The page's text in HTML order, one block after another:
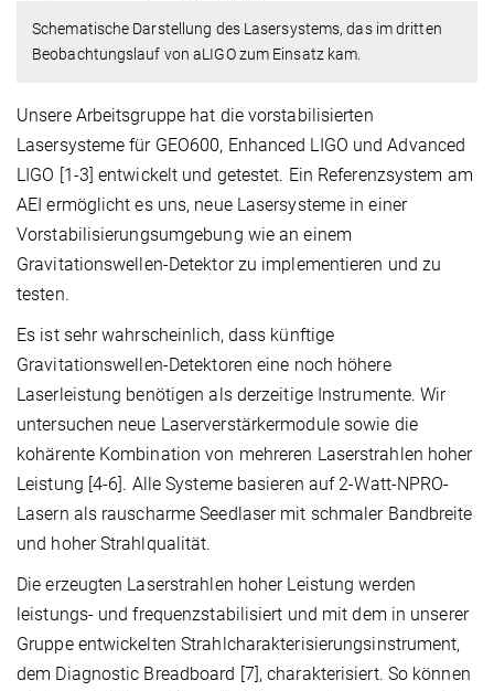
Schematische Darstellung des Lasersystems, das im dritten
Beobachtungslauf von aLIGO zum Einsatz kam.
Unsere Arbeitsgruppe hat die vorstabilisierten
Lasersysteme für GEO600, Enhanced LIGO und Advanced
LIGO [1-3] entwickelt und getestet. Ein Referenzsystem am
AEI ermöglicht es uns, neue Lasersysteme in einer
Vorstabilisierungsumgebung wie an einem
Gravitationswellen-Detektor zu implementieren und zu
testen.
Es ist sehr wahrscheinlich, dass künftige
Gravitationswellen-Detektoren eine noch höhere
Laserleistung benötigen als derzeitige Instrumente. Wir
untersuchen neue Laserverstärkermodule sowie die
kohärente Kombination von mehreren Laserstrahlen hoher
Leistung [4-6]. Alle Systeme basieren auf 2-Watt-NPRO-
Lasern als rauscharme Seedlaser mit schmaler Bandbreite
und hoher Strahlqualität.
Die erzeugten Laserstrahlen hoher Leistung werden
leistungs- und frequenzstabilisiert und mit dem in unserer
Gruppe entwickelten Strahlcharakterisierungsinstrument,
dem Diagnostic Breadboard [7], charakterisiert. So können